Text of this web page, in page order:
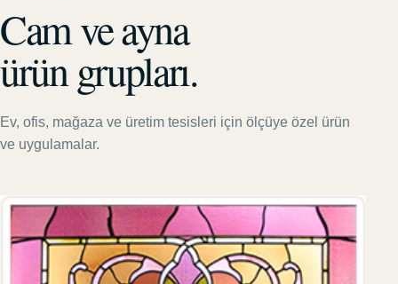
Cam ve ayna
ürün grupları.
Ev, ofis, mağaza ve üretim tesisleri için ölçüye özel ürün
ve uygulamalar.